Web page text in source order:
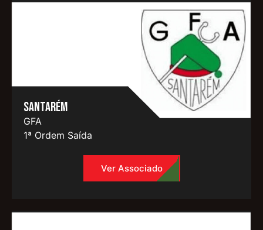
Santarém
GFA
1ª Ordem Saída
Ver Associado